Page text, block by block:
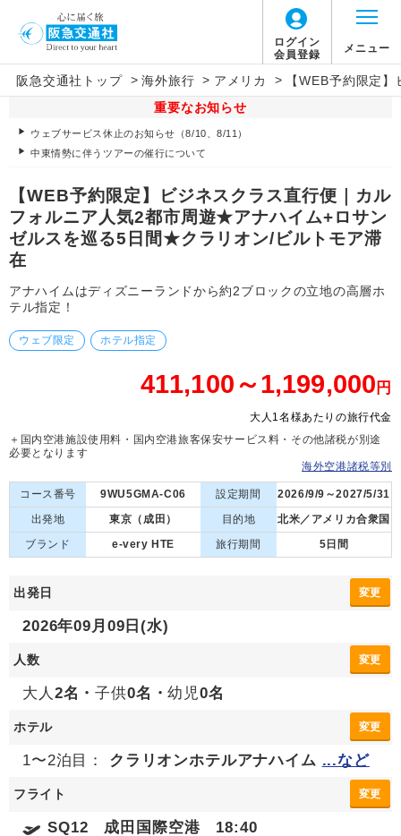
ログイン
会員登録
メニュー
阪急交通社トップ > 海外旅行 > アメリカ >
【WEB予約限定
重要なお知らせ
ウェブサービス休止のお知らせ（8/10、8/11）
中東情勢に伴うツアーの催行について
【WEB予約限定】ビジネスクラス直行便｜カル
フォルニア人気2都市周遊★アナハイム+ロサン
ゼルスを巡る5日間★クラリオン/ビルトモア滞
在
アナハイムはディズニーランドから約2ブロックの立地の高層ホ
テル指定！
ウェブ限定 ホテル指定
411,100～1,199,000 円
大人1名様あたりの旅行代金
＋国内空港施設使用料・国内空港旅客保安サービス料・その他諸税が別途
必要となります
海外空港諸税等別
コース番号 9WU5GMA-C06 設定期間
2026/9/9～2027/5/31
出発地
東京（成田） 目的地
北米／アメリカ合衆国
ブランド
e-very HTE 旅行期間 5日間
出発日 変更
2026年09月09日(水)
人数 変更
大人 2名・子供0名・幼児0名
ホテル 変更
1〜2泊目： クラリオンホテルアナハイム ...など
フライト 変更
SQ12 成田国際空港 18:40